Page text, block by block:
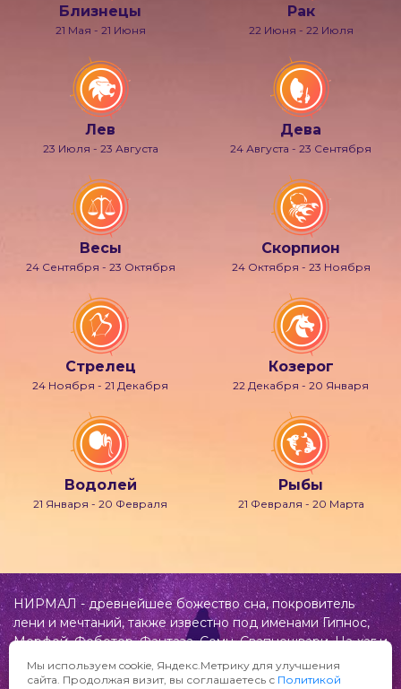
Близнецы
21 Мая - 21 Июня
Рак
22 Июня - 22 Июля
Лев
23 Июля - 23 Августа
Дева
24 Августа - 23 Сентября
Весы
24 Сентября - 23 Октября
Скорпион
24 Октября - 23 Ноября
Стрелец
24 Ноября - 21 Декабря
Козерог
22 Декабря - 20 Января
Водолей
21 Января - 20 Февраля
Рыбы
21 Февраля - 20 Марта
НИРМАЛ - древнейшее божество сна, покровитель
лени и мечтаний, также известно под именами Гипнос,
Морфей, Фобетор, Фантаза, Сомн, Свапнещвари, На-хаг и
др.Мы используем cookie, Яндекс.Метрику для улучшения
сайта. Продолжая визит, вы соглашаетесь с Политикой